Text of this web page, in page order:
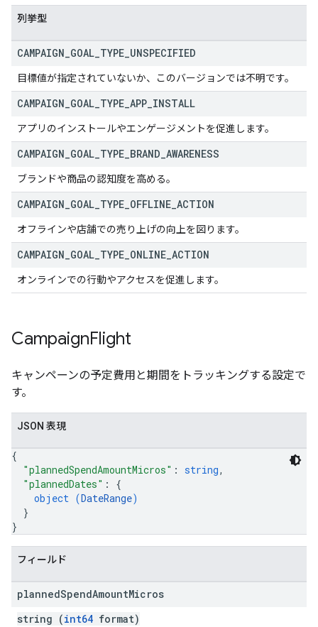
列挙型
CAMPAIGN GOAL TYPE UNSPECIFIED
目標値が指定されていないか、このバージョンでは不明です。
CAMPAIGN GOAL TYPE APP INSTALL
アプリのインストールやエンゲージメントを促進します。
CAMPAIGN GOAL TYPE BRAND AWARENESS
ブランドや商品の認知度を高める。
CAMPAIGN GOAL TYPE OFFLINE ACTION
オフラインや店舗での売り上げの向上を図ります。
CAMPAIGN GOAL TYPE ONLINE ACTION
オンラインでの行動やアクセスを促進します。
CampaignFlight
キャンペーンの予定費用と期間をトラッキングする設定で
す。
JSON 表現
{
"plannedSpendAmountMicros" : string,
"plannedDates" : {
object (DateRange)
}
}
フィールド
plannedSpendAmountMicros
string (int64 format)